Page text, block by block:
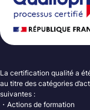
La certification qualité a
au titre des catégories
suivantes :
・Actions de formation